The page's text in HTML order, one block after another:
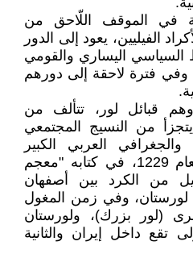
في الموقف اللّاحق من
الفيليين، يعود إلى الدور
السياسي اليساري والقومي
فترة لاحقة إلى دورهم
وهم قبائل لور، تتألف من
من النسيج المجتمعي
العربي الكبير
ياقوت الحموي المتوفي العام 1229، في كتابه "معجم
من الكرد بين أصفهان
وفي زمن المغول
(لور بزرك)، ولورستان
تقع داخل إيران والثانية